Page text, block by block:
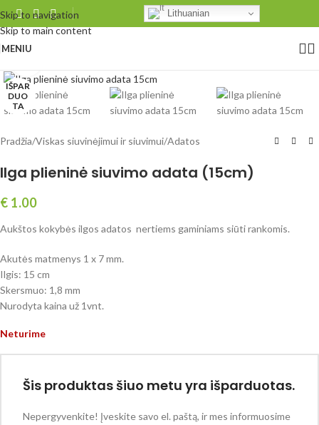
Skip to navigation
Skip to main content
Lithuanian
MENIU
IŠPAR
DUO
TA
Pradžia/Viskas siuvinėjimui ir siuvimui/Adatos
Ilga plieninė siuvimo adata (15cm)
€ 1.00
Aukštos kokybės ilgos adatos nertiems gaminiams siūti rankomis.
Akutės matmenys 1 x 7 mm.
Ilgis: 15 cm
Skersmuo: 1,8 mm
Nurodyta kaina už 1vnt.
Neturime
Šis produktas šiuo metu yra išparduotas.
Nepergyvenkite! Įveskite savo el. paštą, ir mes informuosime